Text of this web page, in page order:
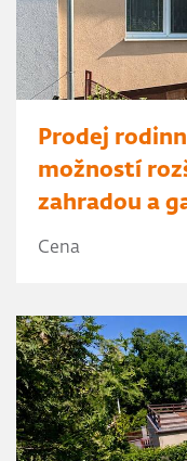
Prodej
možností
zahradou a
Cena